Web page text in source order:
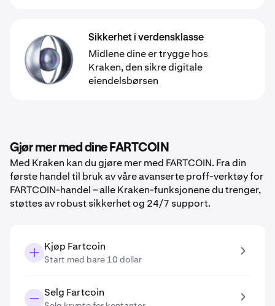
Sikkerhet i verdensklasse
Midlene dine er trygge hos
Kraken, den sikre digitale
eiendelsbørsen
Gjør mer med dine FARTCOIN
Med Kraken kan du gjøre mer med FARTCOIN. Fra din
første handel til bruk av våre avanserte proff-verktøy for
FARTCOIN-handel – alle Kraken-funksjonene du trenger,
støttes av robust sikkerhet og 24/7 support.
Kjøp Fartcoin
Start med bare 10 dollar
Selg Fartcoin